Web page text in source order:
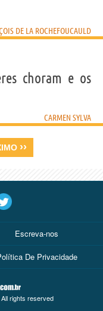
DE LA ROCHEFOUCAULD
choram e os
CARMEN SYLVA
››
Escreva-nos
De Privacidade
rights reserved